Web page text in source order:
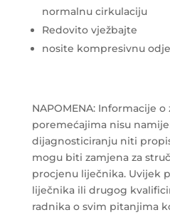
normalnu cirkulaciju
Redovito vježbajte
nosite kompresivnu
NAPOMENA: Informacije
poremećajima nisu
dijagnosticiranju niti
mogu biti zamjena za
procjenu liječnika. Uvijek
liječnika ili drugog
radnika o svim pitanjima